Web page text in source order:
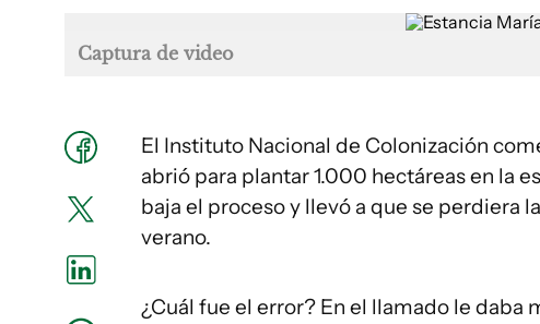
Captura de video
El Instituto Nacional de Colonización
abrió para plantar 1.000 hectáreas en la
baja el proceso y llevó a que se perdiera
verano.
¿Cuál fue el error? En el llamado le daba